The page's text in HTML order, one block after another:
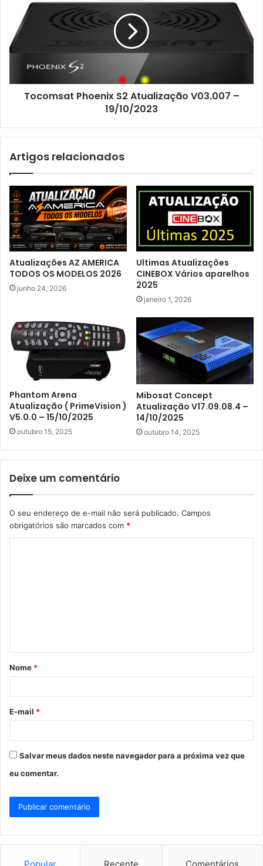
Tocomsat Phoenix S2 Atualização V03.007 –
19/10/2023
Artigos relacionados
Atualizações AZ AMERICA
TODOS OS MODELOS 2026
junho 24, 2026
Ultimas Atualizações
CINEBOX Vários aparelhos
2025
janeiro 1, 2026
Phantom Arena
Atualização ( PrimeVision )
V5.0.0 – 15/10/2025
outubro 15, 2025
Mibosat Concept
Atualização V17.09.08.4 –
14/10/2025
outubro 14, 2025
Deixe um comentário
O seu endereço de e-mail não será publicado. Campos
obrigatórios são marcados com *
á
r
*
Nome *
E-mail *
Salvar meus dados neste navegador para a próxima vez que
eu comentar.
Popular Recente Comentários